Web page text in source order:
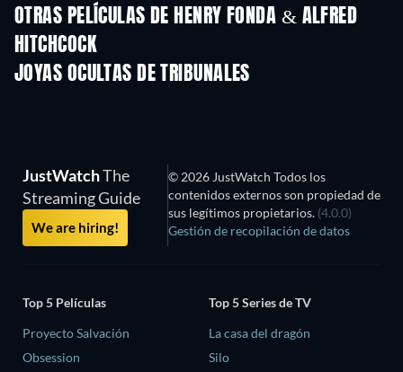
OTRAS PELÍCULAS DE HENRY FONDA & ALFRED
HITCHCOCK
JOYAS OCULTAS DE TRIBUNALES
TV
JustWatchThe
Streaming Guide
We are hiring!
© 2026 JustWatch Todos los
contenidos externos son propiedad de
sus legítimos propietarios. (4.0.0)
Gestión de recopilación de datos
Top 5 Películas
Proyecto Salvación
Obsession
Top 5 Series de TV
La casa del dragón
Silo